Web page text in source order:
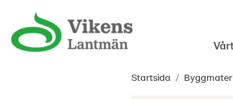
Startsida /